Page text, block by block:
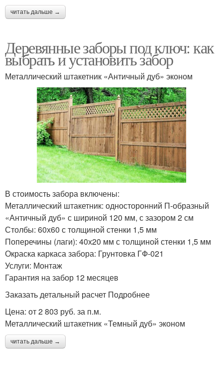
читать дальше →
Деревянные заборы под ключ: как
выбрать и установить забор
Металлический штакетник «Античный дуб» эконом
В стоимость забора включены:
Металлический штакетник: односторонний П-образный
«Античный дуб» с шириной 120 мм, с зазором 2 см
Столбы: 60х60 с толщиной стенки 1,5 мм
Поперечины (лаги): 40х20 мм с толщиной стенки 1,5 мм
Окраска каркаса забора: Грунтовка ГФ-021
Услуги: Монтаж
Гарантия на забор 12 месяцев
Заказать детальный расчет Подробнее
Цена: от 2 803 руб. за п.м.
Металлический штакетник «Темный дуб» эконом
читать дальше →